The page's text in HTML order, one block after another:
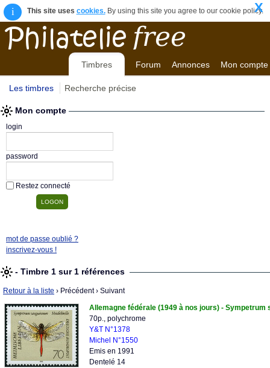
i This site uses cookies.By using this site you agree to our cookie policy.
X
Timbres Forum Annonces Mon compte
Les timbres Recherche précise
Mon compte
login
password
Restez connecté
mot de passe oublié ?
inscrivez-vous !
- Timbre 1 sur 1 références
Retour à la liste › Précédent› Suivant
Allemagne fédérale (1949 à nos jours) - Sympetrum
70p., polychrome
Y&T N°1378
Michel N°1550
Emis en 1991
Dentelé 14